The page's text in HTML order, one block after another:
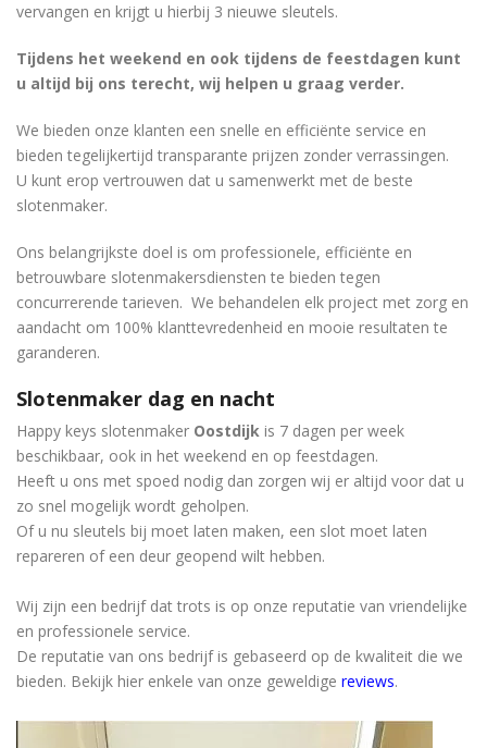
vervangen en krijgt u hierbij 3 nieuwe sleutels.
Tijdens het weekend en ook tijdens de feestdagen kunt
u altijd bij ons terecht, wij helpen u graag verder.
We bieden onze klanten een snelle en efficiënte service en
bieden tegelijkertijd transparante prijzen zonder verrassingen.
U kunt erop vertrouwen dat u samenwerkt met de beste
slotenmaker.
Ons belangrijkste doel is om professionele, efficiënte en
betrouwbare slotenmakersdiensten te bieden tegen
concurrerende tarieven. We behandelen elk project met zorg en
aandacht om 100% klanttevredenheid en mooie resultaten te
garanderen.
Slotenmaker dag en nacht
Happy keys slotenmaker Oostdijk is 7 dagen per week
beschikbaar, ook in het weekend en op feestdagen.
Heeft u ons met spoed nodig dan zorgen wij er altijd voor dat u
zo snel mogelijk wordt geholpen.
Of u nu sleutels bij moet laten maken, een slot moet laten
repareren of een deur geopend wilt hebben.
Wij zijn een bedrijf dat trots is op onze reputatie van vriendelijke
en professionele service.
De reputatie van ons bedrijf is gebaseerd op de kwaliteit die we
bieden. Bekijk hier enkele van onze geweldige reviews.